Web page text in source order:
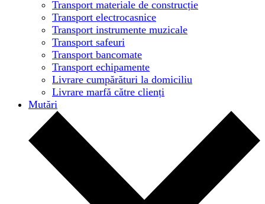
Transport materiale de construcție
Transport electrocasnice
Transport instrumente muzicale
Transport safeuri
Transport bancomate
Transport echipamente
Livrare cumpărături la domiciliu
Livrare marfă către clienți
Mutări